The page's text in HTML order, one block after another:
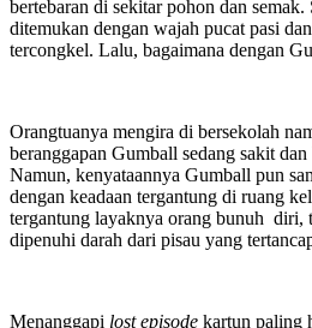
bertebaran di sekitar pohon dan
ditemukan dengan wajah pucat pasi
tercongkel. Lalu, bagaimana dengan
Orangtuanya mengira di bersekolah
beranggapan Gumball sedang sakit
Namun, kenyataannya Gumball pun
dengan keadaan tergantung di ruang
tergantung layaknya orang bunuh diri,
dipenuhi darah dari pisau yang
Menanggapi lost episode kartun paling